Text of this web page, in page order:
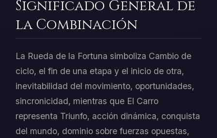
Significado General de
la Combinación
La Rueda de la Fortuna simboliza Cambio de
ciclo, el fin de una etapa y el inicio de otra,
inevitabilidad del movimiento, oportunidades,
sincronicidad, mientras que El Carro
representa Triunfo, acción dinámica, conquista
del mundo, dominio sobre fuerzas opuestas,